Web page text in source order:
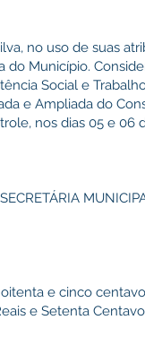
no uso de suas
Município.
Social e
e Ampliada do
nos dias 05 e 06
e cinco
e Setenta